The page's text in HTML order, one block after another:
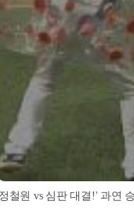
철원 vs 심판 대결!' 과연